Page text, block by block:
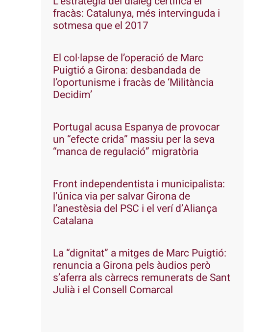
fracàs: Catalunya, més intervinguda i
sotmesa que el 2017
El col·lapse de l’operació de Marc
Puigtió a Girona: desbandada de
l’oportunisme i fracàs de ‘Militància
Decidim’
Portugal acusa Espanya de provocar
un “efecte crida” massiu per la seva
“manca de regulació” migratòria
Front independentista i municipalista:
l’única via per salvar Girona de
l’anestèsia del PSC i el verí d’Aliança
Catalana
La “dignitat” a mitges de Marc Puigtió:
renuncia a Girona pels àudios però
s’aferra als càrrecs remunerats de Sant
Julià i el Consell Comarcal